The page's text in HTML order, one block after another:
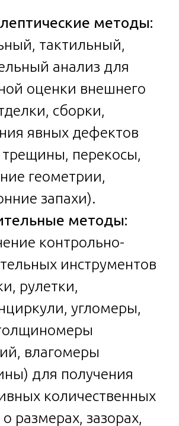
методы:
тактильный,
анализ для
оценки внешнего
сборки,
явных дефектов
трещины, перекосы,
геометрии,
запахи).
методы:
контрольно-
инструментов
рулетки,
угломеры,
влагомеры
для получения
количественных
размерах, зазорах,